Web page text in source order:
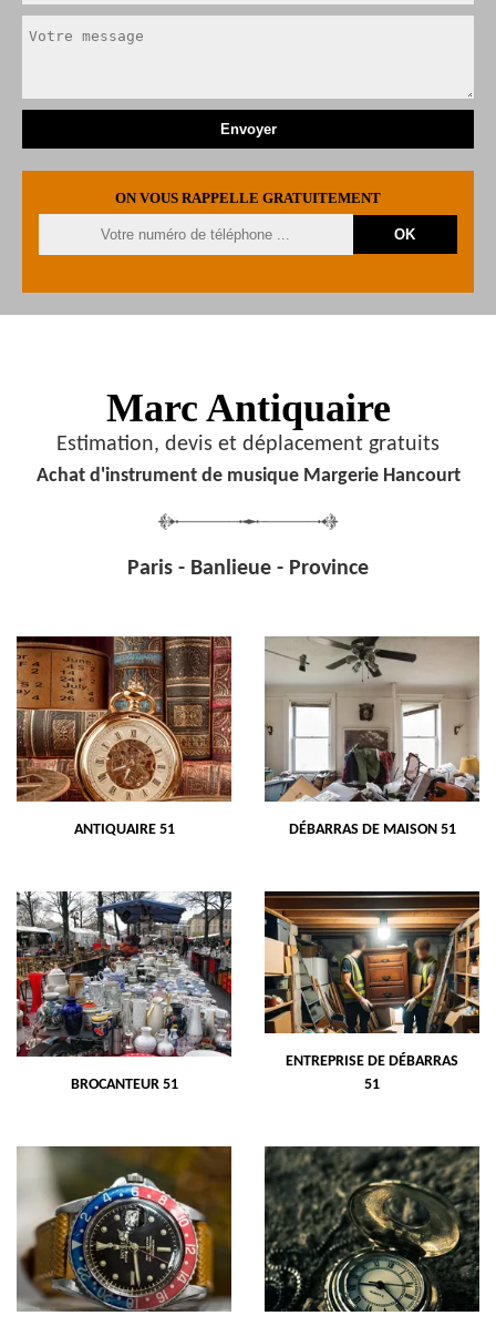
ON VOUS RAPPELLE GRATUITEMENT
Marc Antiquaire
Estimation, devis et déplacement gratuits
Achat d'instrument de musique Margerie Hancourt
Paris - Banlieue - Province
ANTIQUAIRE 51 DÉBARRAS DE MAISON 51
BROCANTEUR 51
ENTREPRISE DE DÉBARRAS
51